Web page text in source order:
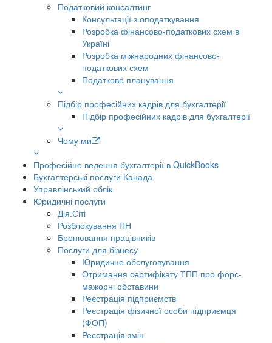
Податковий консалтинг
Консультації з оподаткування
Розробка фінансово-податкових схем в
Україні
Розробка міжнародних фінансово-
податкових схем
Податкове планування
Підбір професійних кадрів для бухгалтерії
Підбір професійних кадрів для бухгалтерії
Чому ми
Професійне ведення бухгалтерії в QuickBooks
Бухгалтерські послуги Канада
Управлінський облік
Юридичні послуги
Дія.Сіті
Розблокування ПН
Бронювання працівників
Послуги для бізнесу
Юридичне обслуговування
Отримання сертифікату ТПП про форс-
мажорні обставини
Реєстрація підприємств
Реєстрація фізичної особи підприємця
(ФОП)
Реєстрація змін